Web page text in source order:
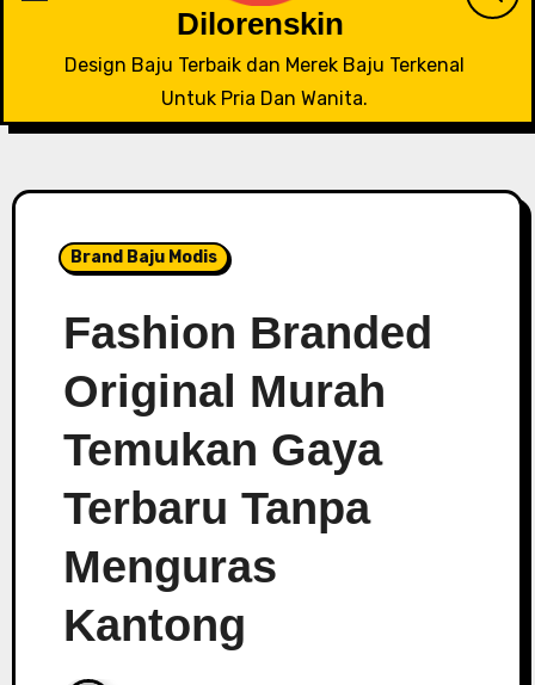
Dilorenskin
Design Baju Terbaik dan Merek Baju Terkenal
Untuk Pria Dan Wanita.
Brand Baju Modis
Fashion Branded
Original Murah
Temukan Gaya
Terbaru Tanpa
Menguras
Kantong